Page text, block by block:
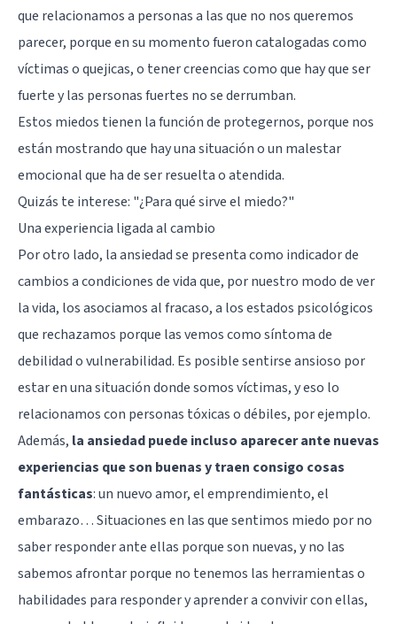
que relacionamos a personas a las que no nos queremos
parecer, porque en su momento fueron catalogadas como
víctimas o quejicas, o tener creencias como que hay que ser
fuerte y las personas fuertes no se derrumban.
Estos miedos tienen la función de protegernos, porque nos
están mostrando que hay una situación o un malestar
emocional que ha de ser resuelta o atendida.
Quizás te interese: "¿Para qué sirve el miedo?"
Una experiencia ligada al cambio
Por otro lado, la ansiedad se presenta como indicador de
cambios a condiciones de vida que, por nuestro modo de ver
la vida, los asociamos al fracaso, a los estados psicológicos
que rechazamos porque las vemos como síntoma de
debilidad o vulnerabilidad. Es posible sentirse ansioso por
estar en una situación donde somos víctimas, y eso lo
relacionamos con personas tóxicas o débiles, por ejemplo.
Además, la ansiedad puede incluso aparecer ante nuevas
experiencias que son buenas y traen consigo cosas
fantásticas: un nuevo amor, el emprendimiento, el
embarazo… Situaciones en las que sentimos miedo por no
saber responder ante ellas porque son nuevas, y no las
sabemos afrontar porque no tenemos las herramientas o
habilidades para responder y aprender a convivir con ellas,